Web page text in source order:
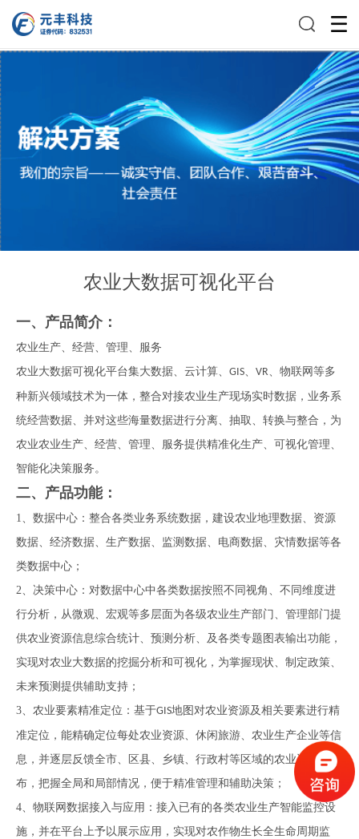
农业大数据可视化平台
一、产品简介：
农业生产、经营、管理、服务
农业大数据可视化平台集大数据、云计算、 GIS、 VR、物联网等多
种新兴领域技术为一体，整合对接农业生产现场实时数据，业务系
统经营数据、并对这些海量数据进行分离、抽取、转换与整合，为
农业农业生产、经营、管理、服务提供精准化生产、可视化管理、
智能化决策服务。
二、产品功能：
1、 数据中心：整合各类业务系统数据，建设农业地理数据、资源
数据、经济数据、生产数据、监测数据、电商数据、灾情数据等各
类数据中心；
2、 决策中心：对数据中心中各类数据按照不同视角、不同维度进
行分析，从微观、宏观等多层面为各级农业生产部门、管理部门提
供农业资源信息综合统计、预测分析、及各类专题图表输出功能，
实现对农业大数据的挖掘分析和可视化，为掌握现状、制定政策、
未来预测提供辅助支持；
3、 农业要素精准定位：基于GIS地图对农业资源及相关要素进行精
准定位，能精确定位每处农业资源、休闲旅游、农业生产企业等信
息，并逐层反馈全市、区县、乡镇、行政村等区域的农业资源分
布，把握全局和局部情况，便于精准管理和辅助决策；
4、 物联网数据接入与应用：接入已有的各类农业生产智能监控设
施，并在平台上予以展示应用，实现对农作物生长全生命周期监